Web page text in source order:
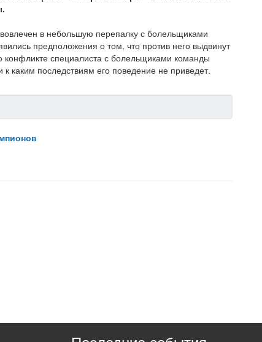
в небольшую перепалку с болельщиками
предположения о том, что против него выдвинут
конфликте специалиста с болельщиками команды
каким последствиям его поведение не приведет.